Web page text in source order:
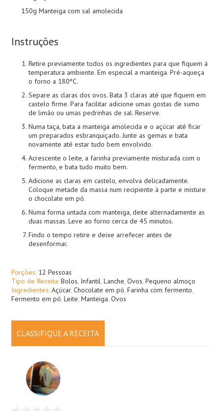
150g Manteiga com sal amolecida
Instruções
Retire previamente todos os ingredientes para que fiquem á
temperatura ambiente. Em especial a manteiga. Pré-aqueça
o forno a 180ºC.
Separe as claras dos ovos. Bata 3 claras até que fiquem em
castelo firme. Para facilitar adicione umas gostas de sumo
de limão ou umas pedrinhas de sal. Reserve.
Numa taça, bata a manteiga amolecida e o açúcar até ficar
um preparados esbranquiçado. Junte as gemas e bata
novamente até estar tudo bem envolvido.
Acrescente o leite, a farinha previamente misturada com o
fermento, e bata tudo muito bem.
Adicione as claras em castelo, envolva delicadamente.
Coloque metade da massa num recipiente à parte e misture
o chocolate em pó.
Numa forma untada com manteiga, deite alternadamente as
duas massas. Leve ao forno cerca de 45 minutos.
Findo o tempo retire e deixe arrefecer antes de
desenformar.
Porções: 12 Pessoas
Tipo de Receita: Bolos, Infantil, Lanche, Ovos, Pequeno almoço
Ingredientes: Açúcar, Chocolate em pó, Farinha com fermento,
Fermento em pó, Leite, Manteiga, Ovos
CLASSIFIQUE A RECEITA